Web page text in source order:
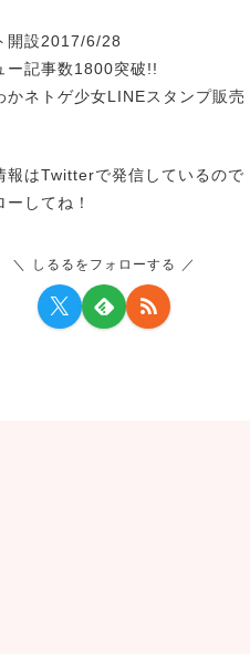
開設2017/6/28
ー記事数1800突破!!
かネトゲ少女LINEスタンプ販売
報はTwitterで発信しているので
ーしてね！
しるるをフォローする